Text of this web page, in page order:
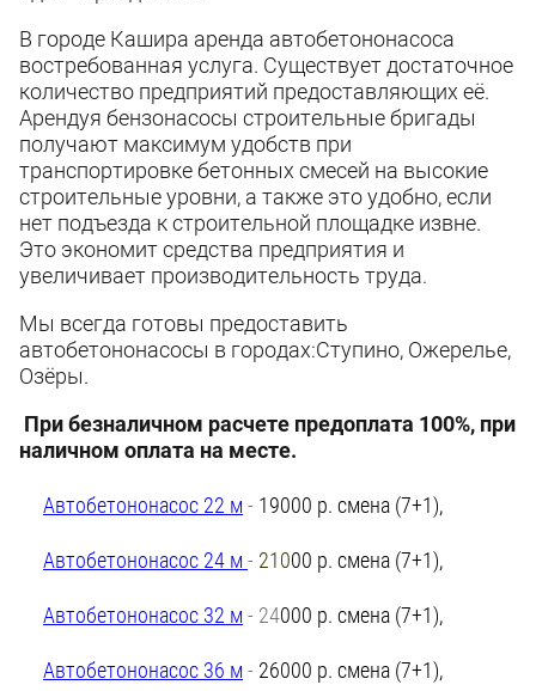
В городе Кашира аренда автобетононасоса
востребованная услуга. Существует достаточное
количество предприятий предоставляющих её.
Арендуя бензонасосы строительные бригады
получают максимум удобств при
транспортировке бетонных смесей на высокие
строительные уровни, а также это удобно, если
нет подъезда к строительной площадке извне.
Это экономит средства предприятия и
увеличивает производительность труда.
Мы всегда готовы предоставить
автобетононасосы в городах:Ступино, Ожерелье,
Озёры.
При безналичном расчете предоплата 100%, при
наличном оплата на месте.
Автобетононасос 22 м - 19000 р. смена (7+1),
Автобетононасос 24 м - 21000 р. смена (7+1),
Автобетононасос 32 м - 24000 р. смена (7+1),
Автобетононасос 36 м - 26000 р. смена (7+1),